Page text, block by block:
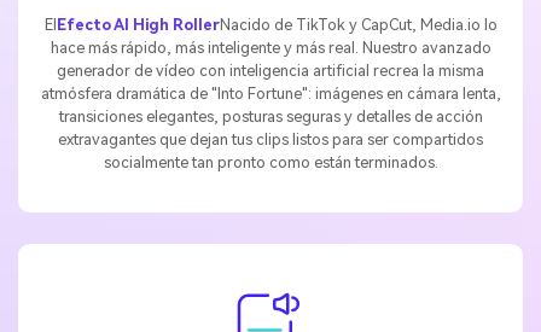
El Efecto AI High RollerNacido de TikTok y CapCut, Media.io lo
hace más rápido, más inteligente y más real. Nuestro avanzado
generador de vídeo con inteligencia artificial recrea la misma
atmósfera dramática de "Into Fortune": imágenes en cámara lenta,
transiciones elegantes, posturas seguras y detalles de acción
extravagantes que dejan tus clips listos para ser compartidos
socialmente tan pronto como están terminados.
Empieza Gratis→